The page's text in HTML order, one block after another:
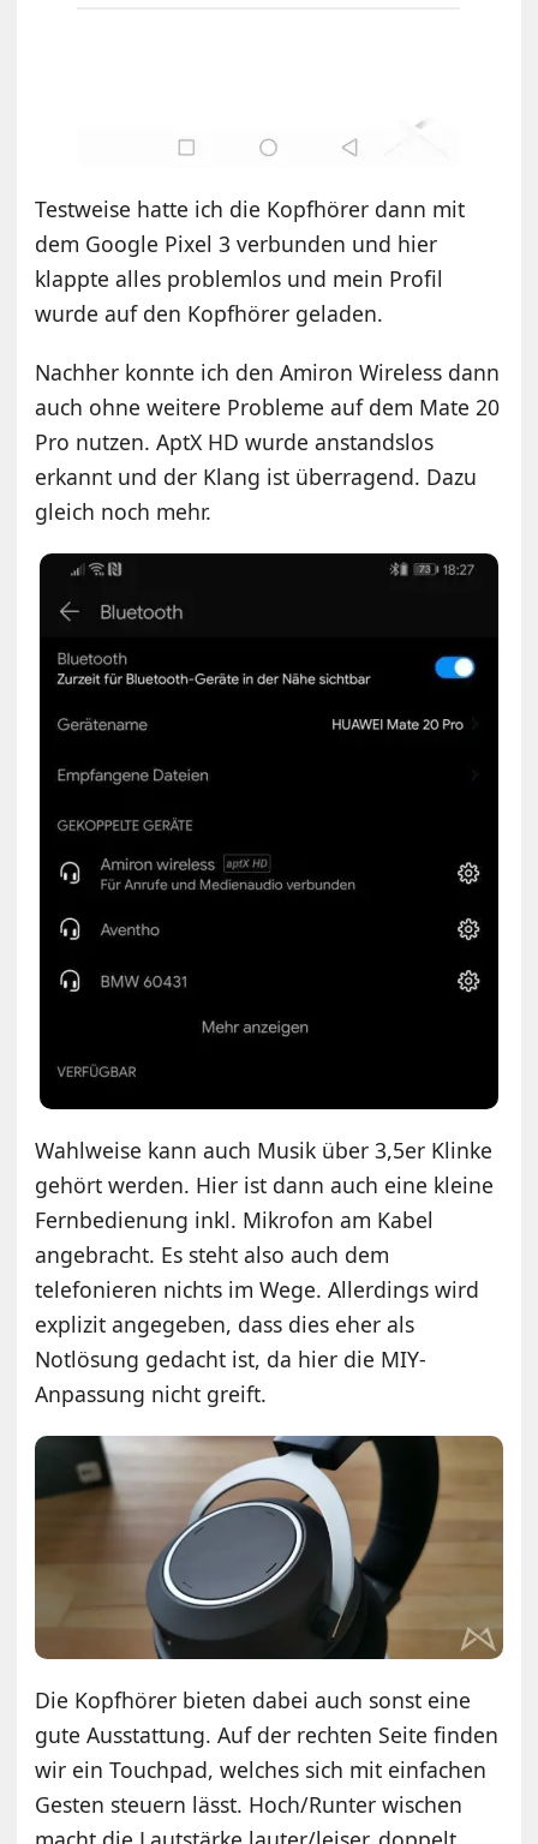
Testweise hatte ich die Kopfhörer dann mit
dem Google Pixel 3 verbunden und hier
klappte alles problemlos und mein Profil
wurde auf den Kopfhörer geladen.
Nachher konnte ich den Amiron Wireless dann
auch ohne weitere Probleme auf dem Mate 20
Pro nutzen. AptX HD wurde anstandslos
erkannt und der Klang ist überragend. Dazu
gleich noch mehr.
Wahlweise kann auch Musik über 3,5er Klinke
gehört werden. Hier ist dann auch eine kleine
Fernbedienung inkl. Mikrofon am Kabel
angebracht. Es steht also auch dem
telefonieren nichts im Wege. Allerdings wird
explizit angegeben, dass dies eher als
Notlösung gedacht ist, da hier die MIY-
Anpassung nicht greift.
Die Kopfhörer bieten dabei auch sonst eine
gute Ausstattung. Auf der rechten Seite finden
wir ein Touchpad, welches sich mit einfachen
Gesten steuern lässt. Hoch/Runter wischen